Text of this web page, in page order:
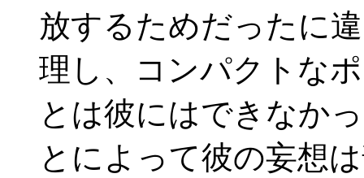
放するためだったに
理し、コンパクトな
とは彼にはできなか
とによって彼の妄想